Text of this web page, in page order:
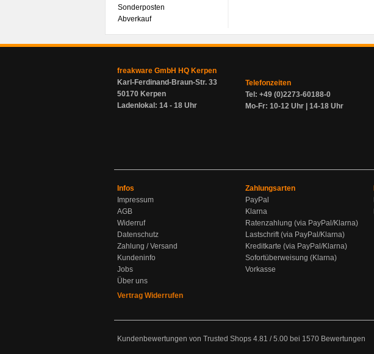
Sonderposten
Abverkauf
freakware GmbH HQ Kerpen
Karl-Ferdinand-Braun-Str. 33
50170 Kerpen
Ladenlokal: 14 - 18 Uhr
Telefonzeiten
Tel: +49 (0)2273-60188-0
Mo-Fr: 10-12 Uhr | 14-18 Uhr
Infos
Impressum
AGB
Widerruf
Datenschutz
Zahlung / Versand
Kundeninfo
Jobs
Über uns
Vertrag Widerrufen
Zahlungsarten
PayPal
Klarna
Ratenzahlung (via PayPal/Klarna)
Lastschrift (via PayPal/Klarna)
Kreditkarte (via PayPal/Klarna)
Sofortüberweisung (Klarna)
Vorkasse
Kundenbewertungen von Trusted Shops 4.81 /5.00 bei 1570 Bewertungen